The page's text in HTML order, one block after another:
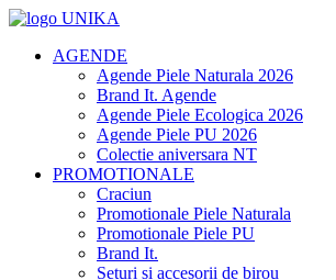
AGENDE
Agende Piele Naturala 2026
Brand It. Agende
Agende Piele Ecologica 2026
Agende Piele PU 2026
Colectie aniversara NT
PROMOTIONALE
Craciun
Promotionale Piele Naturala
Promotionale Piele PU
Brand It.
Seturi si accesorii de birou